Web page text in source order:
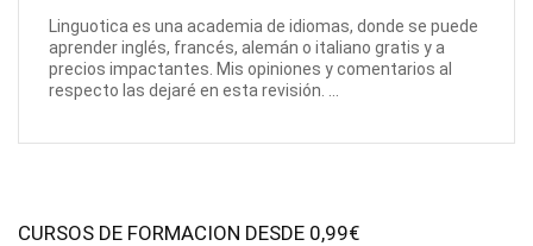
Linguotica es una academia de idiomas, donde se puede
aprender inglés, francés, alemán o italiano gratis y a
precios impactantes. Mis opiniones y comentarios al
respecto las dejaré en esta revisión. ...
CURSOS DE FORMACION DESDE 0,99€